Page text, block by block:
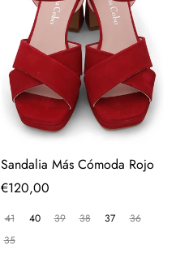
Sandalia Más Cómoda Rojo
Precio
€120,00
41 40 39 38 37
36
35